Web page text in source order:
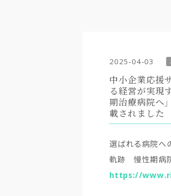
2025-04-03
中小企業応援
る経営が実現
期治療病院へ
載されました
選ばれる病院へ
軌跡 慢性期病
https://